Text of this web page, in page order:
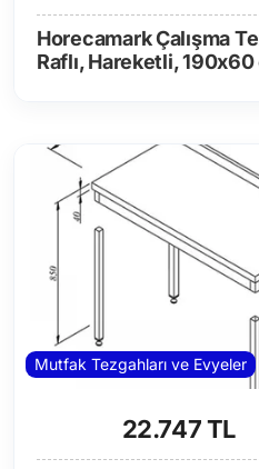
Horecamark Çalışma
Raflı, Hareketli,
Mutfak Tezgahları ve Evyeler
22.747 TL